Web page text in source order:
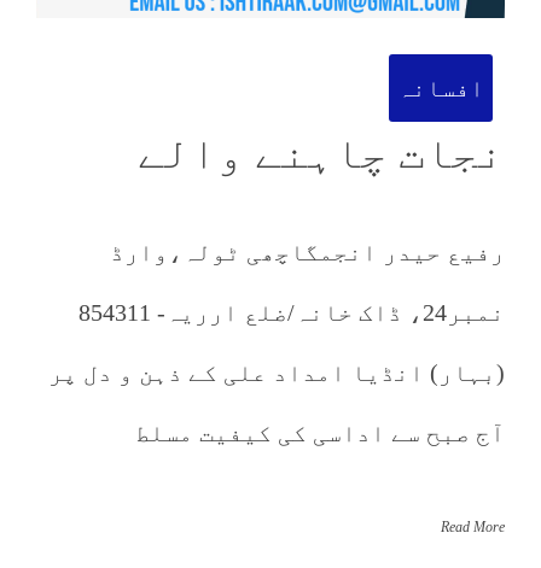
افسانہ
نجات چاہنے والے
رفیع حیدر انجمگاچھی ٹولہ،وارڈ
نمبر24، ڈاک خانہ/ضلع ارریہ- 854311
(بہار) انڈیا امداد علی کے ذہن و دل پر
آج صبح سے اداسی کی کیفیت مسلط
Read More